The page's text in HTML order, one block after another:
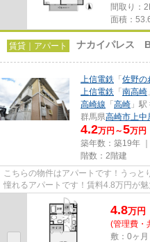
間取り：
面積：
賃貸｜アパート ナカイパレス
上信電鉄 「 佐野の
上信電鉄 「 南高崎
高崎線 「 高崎 」
群馬県高崎市上中
4.2万円～5万円
築年数：築19年
階数：2階建
こちらの物件はアパートです！うっ
憧れるアパートです！賃料4.8万円が
Bの空室情報ならコチラ！賃...
4.8万円
(管理費・
敷：0ヶ